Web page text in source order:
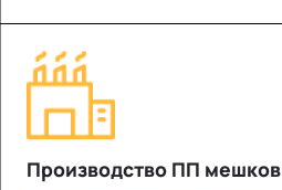
Производство ПП мешков